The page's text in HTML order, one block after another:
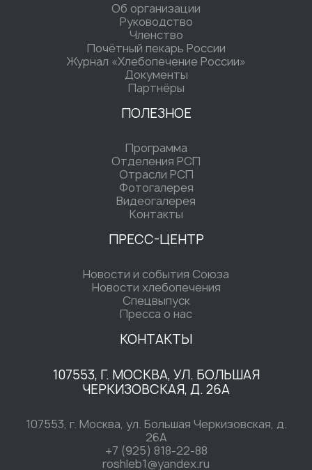
Об организации
Руководство
Членство
Почётный пекарь России
Журнал «Хлебопечение России»
Документы
Партнёры
ПОЛЕЗНОЕ
Программа
Отделения РСП
Отрасли РСП
Фотогалерея
Видеогалерея
Контакты
ПРЕСС-ЦЕНТР
Новости и события Союза
Новости хлебопечения
Спецвыпуск
Пресса о нас
КОНТАКТЫ
107553, Г. МОСКВА, УЛ. БОЛЬШАЯ
ЧЕРКИЗОВСКАЯ, Д. 26А
107553, г. Москва, ул. Большая Черкизовская, д.
26А
+7 (925) 818-22-88
roshleb1@yandex.ru